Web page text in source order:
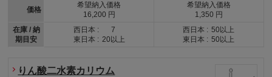
価格
在庫 / 納
期目安
希望納入価格
16,200 円
西日本 :
7
東日本 : 20以上
希望納入価格
1,350 円
西日本 : 50以上
東日本 : 50以上
りん酸二水素カリウム